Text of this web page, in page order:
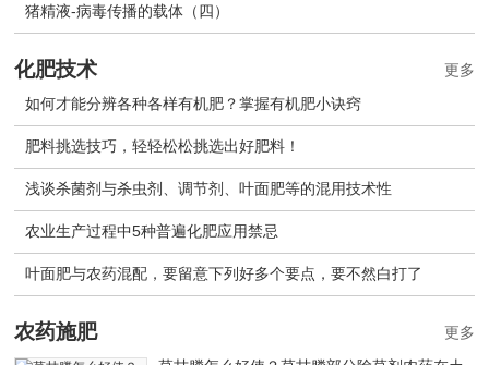
猪精液-病毒传播的载体（四）
化肥技术
如何才能分辨各种各样有机肥？掌握有机肥小诀窍
肥料挑选技巧，轻轻松松挑选出好肥料！
浅谈杀菌剂与杀虫剂、调节剂、叶面肥等的混用技术性
农业生产过程中5种普遍化肥应用禁忌
叶面肥与农药混配，要留意下列好多个要点，要不然白打了
更多
农药施肥 更多